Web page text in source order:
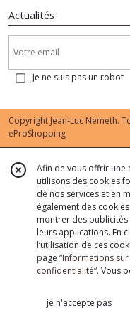
Actualités
Je ne suis pas un robot
Copyright Jean-Luc Nemeth.
eProShopping
Afin de vous offrir une
utilisons des cookies
de nos services et en
également des
montrer des publicités
leurs applications. En
l’utilisation de ces
page “Informations
confidentialité“. Vous
je n'accepte pas